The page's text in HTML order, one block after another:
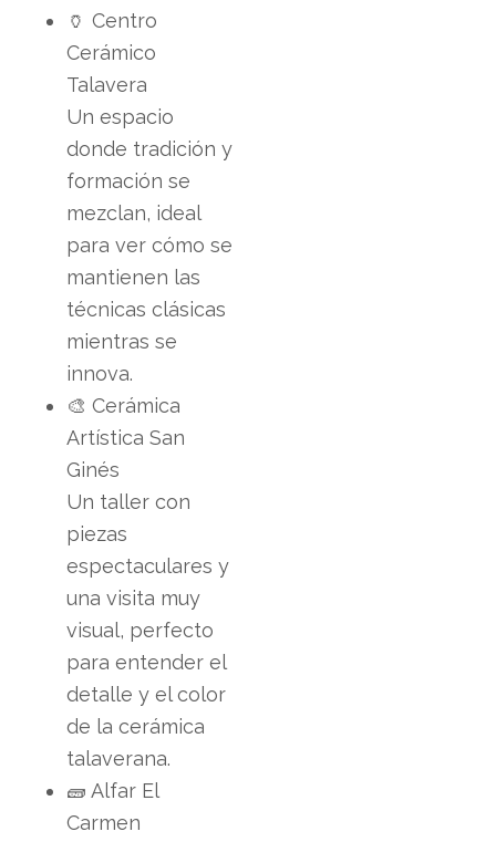
🏺 Centro
Cerámico
Talavera
Un espacio
donde tradición y
formación se
mezclan, ideal
para ver cómo se
mantienen las
técnicas clásicas
mientras se
innova.
🎨 Cerámica
Artística San
Ginés
Un taller con
piezas
espectaculares y
una visita muy
visual, perfecto
para entender el
detalle y el color
de la cerámica
talaverana.
🧱 Alfar El
Carmen